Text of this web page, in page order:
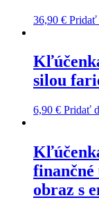
36,90 € Pridať
silou
6,90 € Pridať
finančné
obraz s